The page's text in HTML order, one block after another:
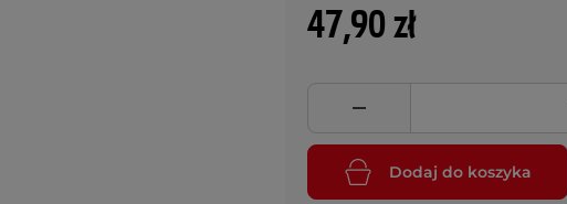
47,90 zł
Dodaj do koszyka